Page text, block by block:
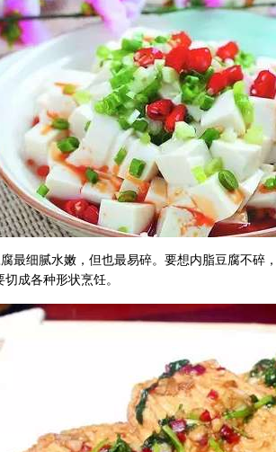
最细腻水嫩，但也最易碎。要想内脂豆腐不碎
成各种形状烹饪。